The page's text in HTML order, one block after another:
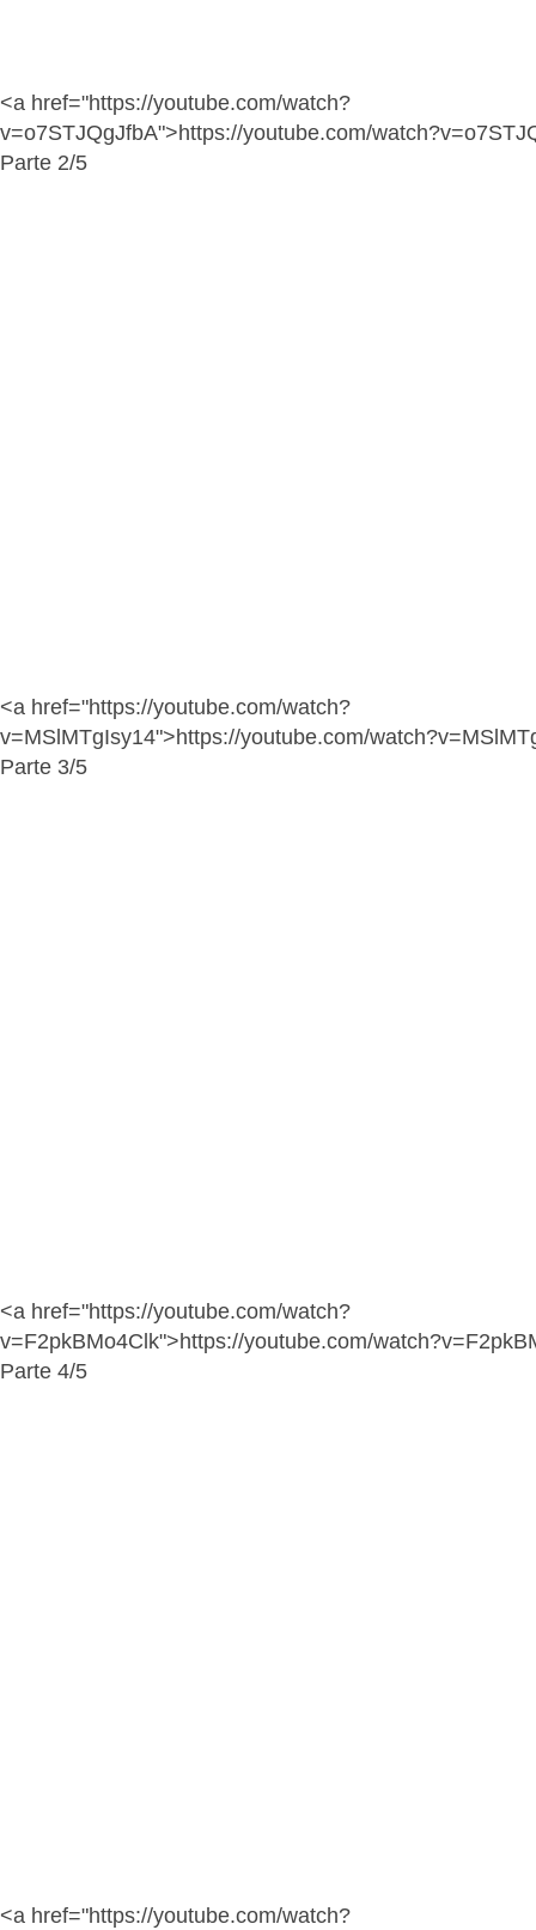
<a href="https://youtube.com/watch?
v=o7STJQgJfbA">https://youtube.com/
Parte 2/5
<a href="https://youtube.com/watch?
v=MSlMTgIsy14">https://youtube.com/
Parte 3/5
<a href="https://youtube.com/watch?
v=F2pkBMo4Clk">https://youtube.com/
Parte 4/5
<a href="https://youtube.com/watch?